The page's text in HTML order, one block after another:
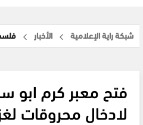
شبكة راية الإعلامية الأخبار
فتح معبر كرم ابو
لادخال محروقات